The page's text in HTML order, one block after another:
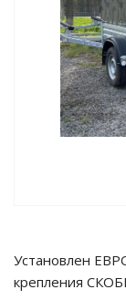
Установлен
крепления